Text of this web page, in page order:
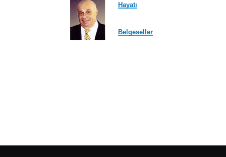
Hayatı
Belgeseller